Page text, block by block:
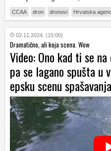
CCAA dron dronovi Hrvatska
02.11.2024. (15:00)
Dramatično, ali koja scena. Wow
Video: Ono kad ti se
pa se lagano spušta u
epsku scenu